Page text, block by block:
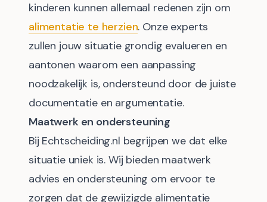
kinderen kunnen allemaal redenen zijn om
alimentatie te herzien. Onze experts
zullen jouw situatie grondig evalueren en
aantonen waarom een aanpassing
noodzakelijk is, ondersteund door de juiste
documentatie en argumentatie.
Maatwerk en ondersteuning
Bij Echtscheiding.nl begrijpen we dat elke
situatie uniek is. Wij bieden maatwerk
advies en ondersteuning om ervoor te
zorgen dat de gewijzigde alimentatie